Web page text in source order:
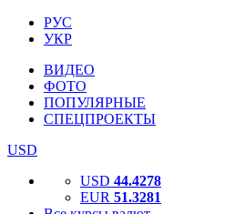
РУС
УКР
ВИДЕО
ФОТО
ПОПУЛЯРНЫЕ
СПЕЦПРОЕКТЫ
USD
USD 44.4278
EUR 51.3281